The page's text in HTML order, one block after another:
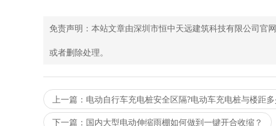
免责声明：本站文章由深圳市恒中天远建筑科技有限公司官
或者删除处理。
上一篇：电动自行车充电桩安全区隔?电动车充电桩与楼距
下一篇：国内大型电动伸缩雨棚如何做到一键开合收缩？